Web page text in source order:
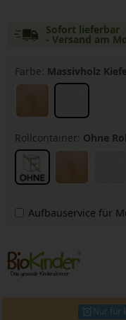
Sofort lieferbar
- Versand am
Farbe: Massivholz
Rollcontainer: Ohne
Aufbauservice für
Nur für